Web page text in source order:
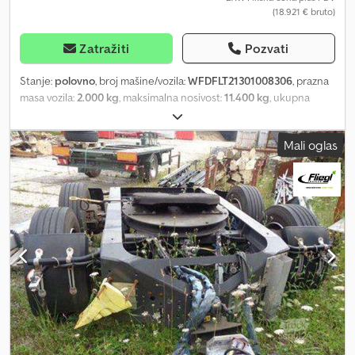
registarske tablice, kontur marka sa reflektujućim trakama po
ECE R 048, bočno bela i pozadi crvena, tabla za upozorenje po
ECE - 70. Visina pri uprezanju cca: 960 mm.
(18.921 € bruto)
Zatražiti Pozvati
Stanje: polovno, broj mašine/vozila:WFDFLT21301008306, prazna
masa vozila:2.000 kg, maksimalna nosivost:11.400 kg, ukupna
, konfiguracija osovina:
registracija:11/2018, dimenzija gume:285/70 r19,5, Dodatne
informacije: Konstrukcija od finozrnog čelika, zavarena, sedlasta
spojka, proizvođač po našem izboru za 2 kinžapfena, sa kugličnim
obrtno-vencem, maksimalno ograničenje ugla 20°, mogućnost
blokiranja, oslonac na vučnom gredi, klinovi za podupiranje sa
držačem, zaštita od podvlačenja od čelika, blatobrani četvrtaste
školjke ispred i iza sklopova osovina, sa prekrivačem za ceradu u
slučaju prazne vožnje. CLG vučna ruda za donje spajanje sa
ispitivanim vučnim okom od 50 mm za povezivanje sa dolijem i
tegljačem. BPW disk-kočione osovine sa prečnikom diska 370 mm,
vazdušno ogibljenje sa ventilima za podizanje i spuštanje.
Dvovodni pneumatski kočioni sistem, parkirna kočnica sa
oprugom, Duomatik spojna glava napred, sa povezničkim cevima
prema tegljaču. Dve spojne glave protiv zamene za poluprikolicu,
Mali oglas